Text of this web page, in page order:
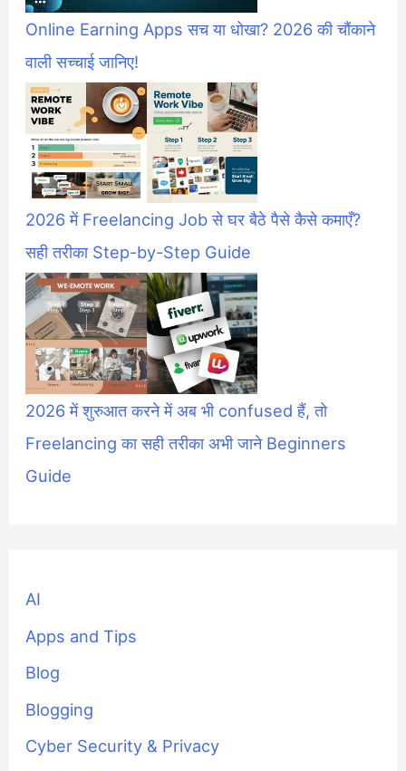
Online Earning Apps सच या धोखा? 2026 की चौंकाने
वाली सच्चाई जानिए!
2026 में Freelancing Job से घर बैठे पैसे कैसे कमाएँ?
सही तरीका Step-by-Step Guide
2026 में शुरुआत करने में अब भी confused हैं, तो
Freelancing का सही तरीका अभी जाने Beginners
Guide
AI
Apps and Tips
Blog
Blogging
Cyber Security & Privacy